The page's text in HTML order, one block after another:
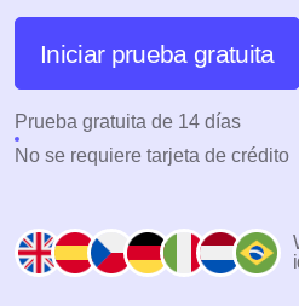
Iniciar prueba gratuita
Prueba gratuita de 14 días
No se requiere tarjeta de crédito